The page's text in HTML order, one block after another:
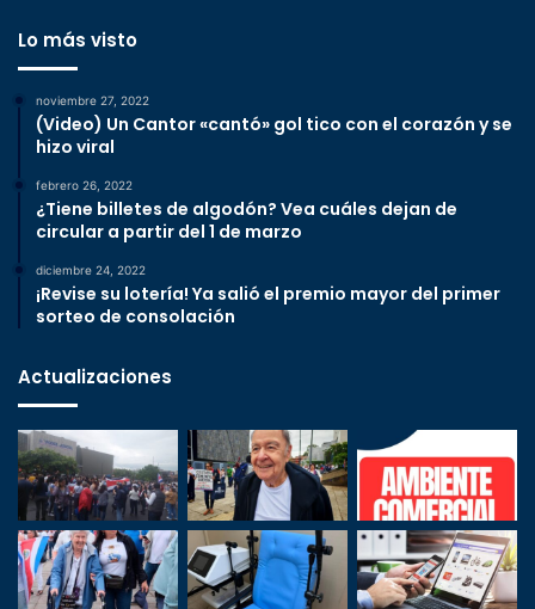
Lo más visto
noviembre 27, 2022
(Video) Un Cantor «cantó» gol tico con el corazón y se
hizo viral
febrero 26, 2022
¿Tiene billetes de algodón? Vea cuáles dejan de
circular a partir del 1 de marzo
diciembre 24, 2022
¡Revise su lotería! Ya salió el premio mayor del primer
sorteo de consolación
Actualizaciones